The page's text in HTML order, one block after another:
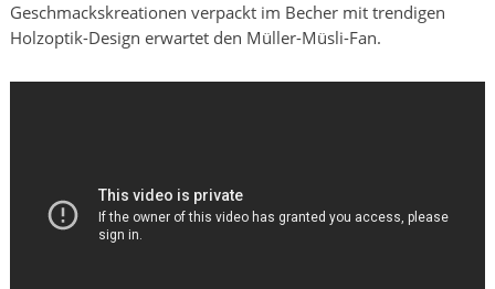
Geschmackskreationen verpackt im Becher mit trendigen
Holzoptik-Design erwartet den Müller-Müsli-Fan.